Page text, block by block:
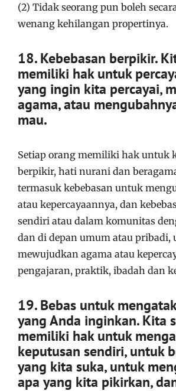
(2) Tidak seorang pun boleh
wenang kehilangan propertinya.
18. Kebebasan berpikir.
memiliki hak untuk
yang ingin kita percayai,
agama, atau
mau.
Setiap orang memiliki hak untuk
berpikir, hati nurani dan
termasuk kebebasan untuk
atau kepercayaannya, dan
sendiri atau dalam komunitas
dan di depan umum atau pribadi,
mewujudkan agama atau
pengajaran, praktik, ibadah dan
19. Bebas untuk
yang Anda inginkan. Kita
memiliki hak untuk
keputusan sendiri, untuk
yang kita suka, untuk
apa yang kita pikirkan,